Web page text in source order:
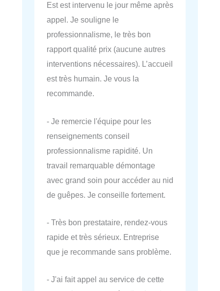
Est est intervenu le jour même après
appel. Je souligne le
professionnalisme, le très bon
rapport qualité prix (aucune autres
interventions nécessaires). L’accueil
est très humain. Je vous la
recommande.
- Je remercie l'équipe pour les
renseignements conseil
professionnalisme rapidité. Un
travail remarquable démontage
avec grand soin pour accéder au nid
de guêpes. Je conseille fortement.
- Très bon prestataire, rendez-vous
rapide et très sérieux. Entreprise
que je recommande sans problème.
- J'ai fait appel au service de cette